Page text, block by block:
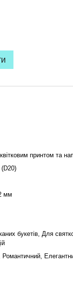
принтом та
мм
букетів, Для
Романтичний,